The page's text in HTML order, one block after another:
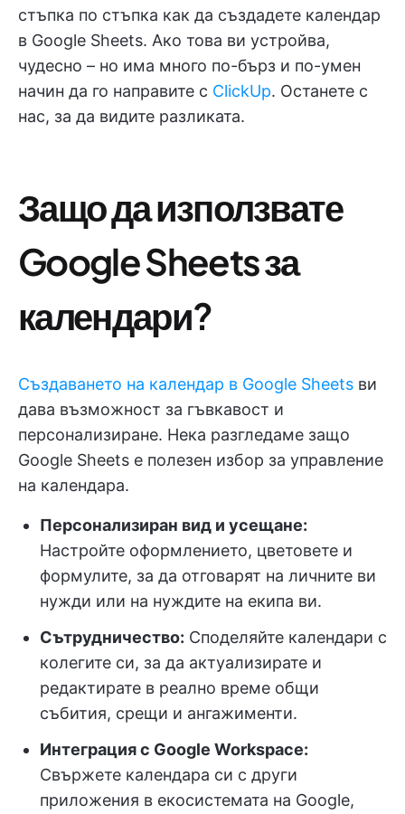
стъпка по стъпка как да създадете календар
в Google Sheets. Ако това ви устройва,
чудесно – но има много по-бърз и по-умен
начин да го направите с ClickUp. Останете с
нас, за да видите разликата.
Защо да използвате
Google Sheets за
календари?
Създаването на календар в Google Sheets ви
дава възможност за гъвкавост и
персонализиране. Нека разгледаме защо
Google Sheets е полезен избор за управление
на календара.
Персонализиран вид и усещане:
Настройте оформлението, цветовете и
формулите, за да отговарят на личните ви
нужди или на нуждите на екипа ви.
Сътрудничество: Споделяйте календари с
колегите си, за да актуализирате и
редактирате в реално време общи
събития, срещи и ангажименти.
Интеграция с Google Workspace:
Свържете календара си с други
приложения в екосистемата на Google,